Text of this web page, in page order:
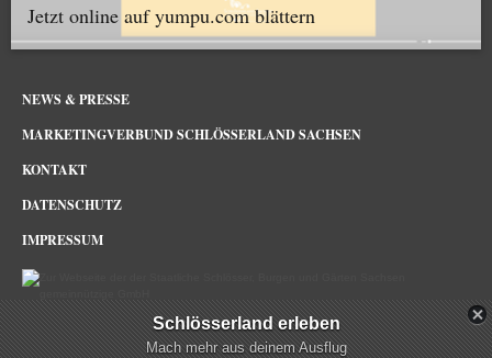
Jetzt online auf yumpu.com blättern
NEWS & PRESSE
MARKETINGVERBUND SCHLÖSSERLAND SACHSEN
KONTAKT
DATENSCHUTZ
IMPRESSUM
Schlösserland Sachsen im Netz
Schlösserland erleben
Mach mehr aus deinem Ausflug